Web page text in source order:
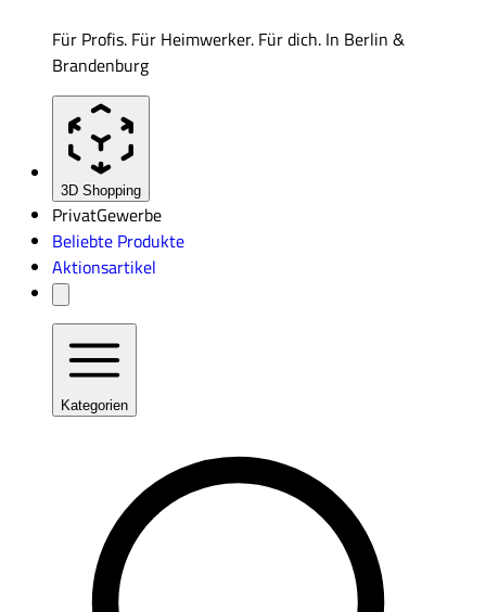
Für Profis. Für Heimwerker. Für dich. In Berlin &
Brandenburg
3D Shopping
PrivatGewerbe
Beliebte Produkte
Aktionsartikel
Kategorien